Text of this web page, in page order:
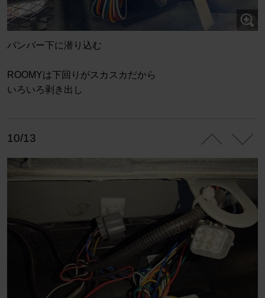
バンパー下に潜り込む
ROOMYは下回りがスカスカだから
いろいろ剥き出し
10/13